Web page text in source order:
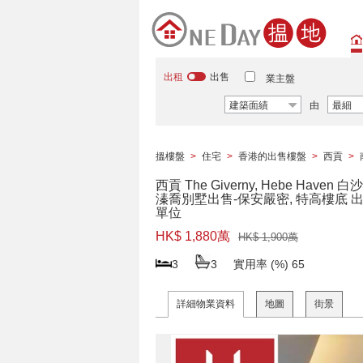
出租 出售 業主盤
建築面績 由 最細
搵樓盤 > 住宅 > 香港的出售樓盤 > 西貢 >
西貢 The Giverny, Hebe Haven 白
溱喬別墅出售-保安嚴密, 特高樓底
單位
HK$ 1,880萬
HK$ 1,900萬
3 3 實用率 (%) 65
詳細物業資料 地圖 街景